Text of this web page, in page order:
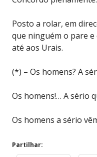
Posto a rolar, em
que ninguém o pare
até aos Urais.
(*) – Os homens? A
Os homens!… A sério
Os homens a sério
Partilhar: